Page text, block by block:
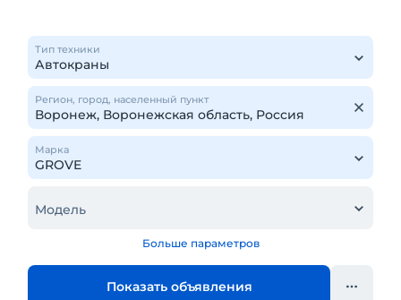
Тип техники
Регион, город, населенный пункт
Марка
Модель
Больше параметров
Показать объявления